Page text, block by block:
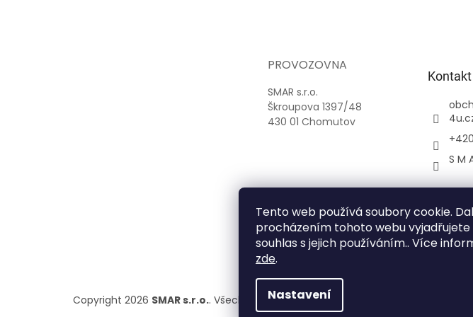
Tento web používá soubory cookie.
procházením tohoto webu vyjadřujete
souhlas s jejich používáním.. Více
zde.
Nastavení
PROVOZOVNA
SMAR s.r.o.
Škroupova 1397/48
430 01 Chomutov
Kontakt
+420
S M
Copyright 2026 SMAR s.r.o.. Všechna práva vyhrazena.